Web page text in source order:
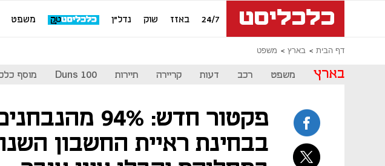
24/7 באזז שוק נדל"ן משפט
דף הבית בארץ משפט
בארץ משפט רכב דעות קריירה תיירות Duns 100 מוסף
פקטור חדש: 94%
בבחינת ראיית החשבון